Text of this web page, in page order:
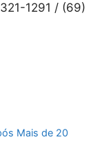
1291 / (69)
Mais de 20